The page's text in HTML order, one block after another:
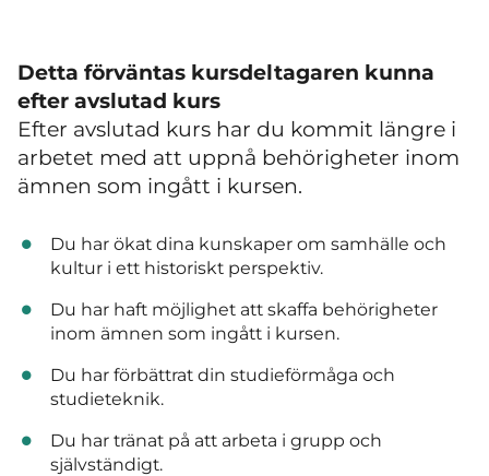
Detta förväntas kursdeltagaren kunna
efter avslutad kurs
Efter avslutad kurs har du kommit längre i
arbetet med att uppnå behörigheter inom
ämnen som ingått i kursen.
Du har ökat dina kunskaper om samhälle och
kultur i ett historiskt perspektiv.
Du har haft möjlighet att skaffa behörigheter
inom ämnen som ingått i kursen.
Du har förbättrat din studieförmåga och
studieteknik.
Du har tränat på att arbeta i grupp och
självständigt.